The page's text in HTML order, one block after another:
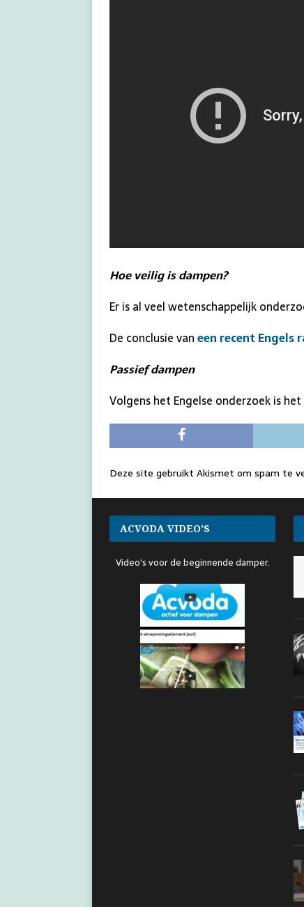
Hoe veilig is dampen?
Er is al veel wetenschappelijk
De conclusie vaneen recent Engels
Passief dampen
Volgens het Engelse onderzoek is
Deze site gebruikt Akismet om spam te
ACVODA VIDEO’S
Video's voor de beginnende damper.